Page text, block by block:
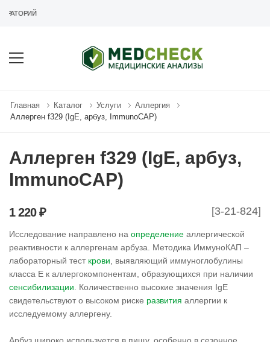
Главная Каталог Услуги
Аллергия
Аллерген f329 (IgE, арбуз, ImmunoCAP)
Аллерген f329 (IgE, арбуз,
ImmunoCAP)
[3-21-824]
1 220 ₽
Исследование направлено на определение аллергической
реактивности к аллергенам арбуза. Методика ИммуноКАП –
лабораторный тест крови , выявляющий иммуноглобулины
класса Е к аллергокомпонентам, образующихся при наличии
сенсибилизации . Количественно высокие значения IgE
свидетельствуют о высоком риске развития аллергии к
исследуемому аллергену.
Арбуз широко используется в пищу, особенно в сезонное